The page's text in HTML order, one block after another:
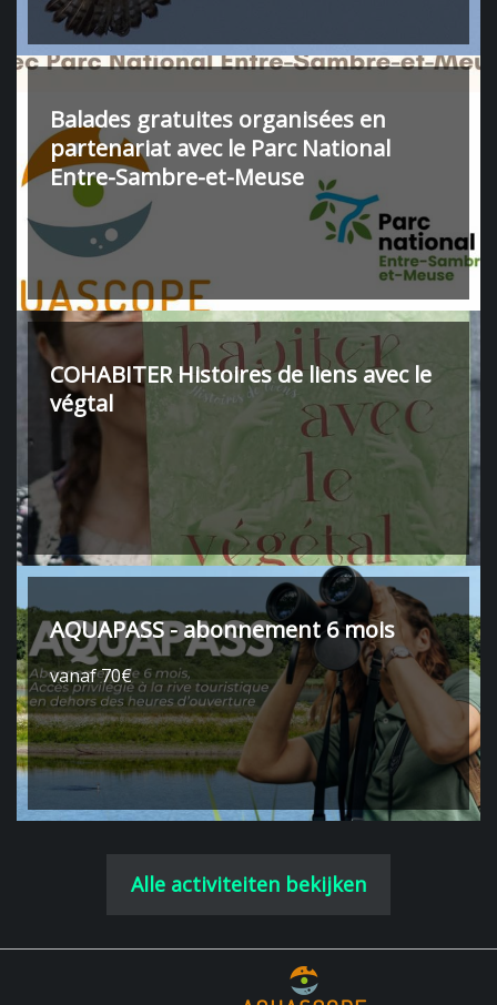
Balades gratuites organisées en
partenariat avec le Parc National
Entre-Sambre-et-Meuse
COHABITER Histoires de liens avec le
végtal
AQUAPASS - abonnement 6 mois
vanaf 70€
Alle activiteiten bekijken